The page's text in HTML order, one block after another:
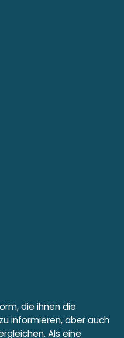
die ihnen die
informieren, aber auch
Als eine